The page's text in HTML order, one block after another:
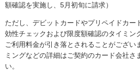
額確認を実施し、5月初旬に請求）
ただし、デビットカードやプリペイドカー
効性チェックおよび限度額確認のタイミン
ご利用料金が引き落とされることがござい
ミングなどの詳細はご契約のカード会社さ
い。